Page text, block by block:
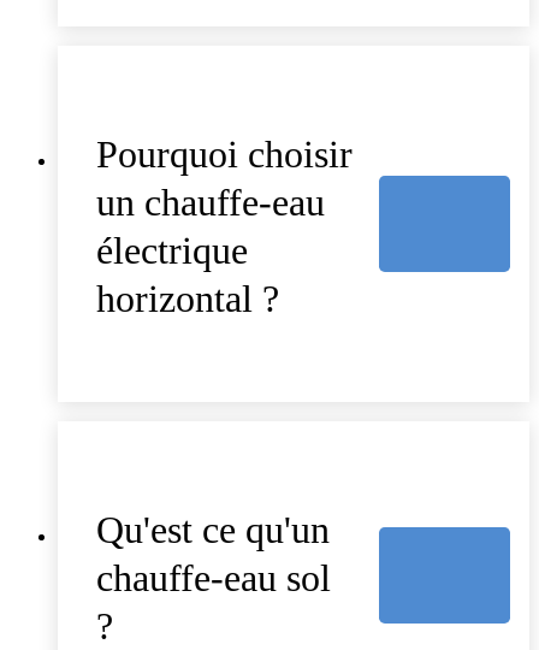
Pourquoi choisir
un chauffe-eau
électrique
horizontal ?
Qu'est ce qu'un
chauffe-eau sol
?